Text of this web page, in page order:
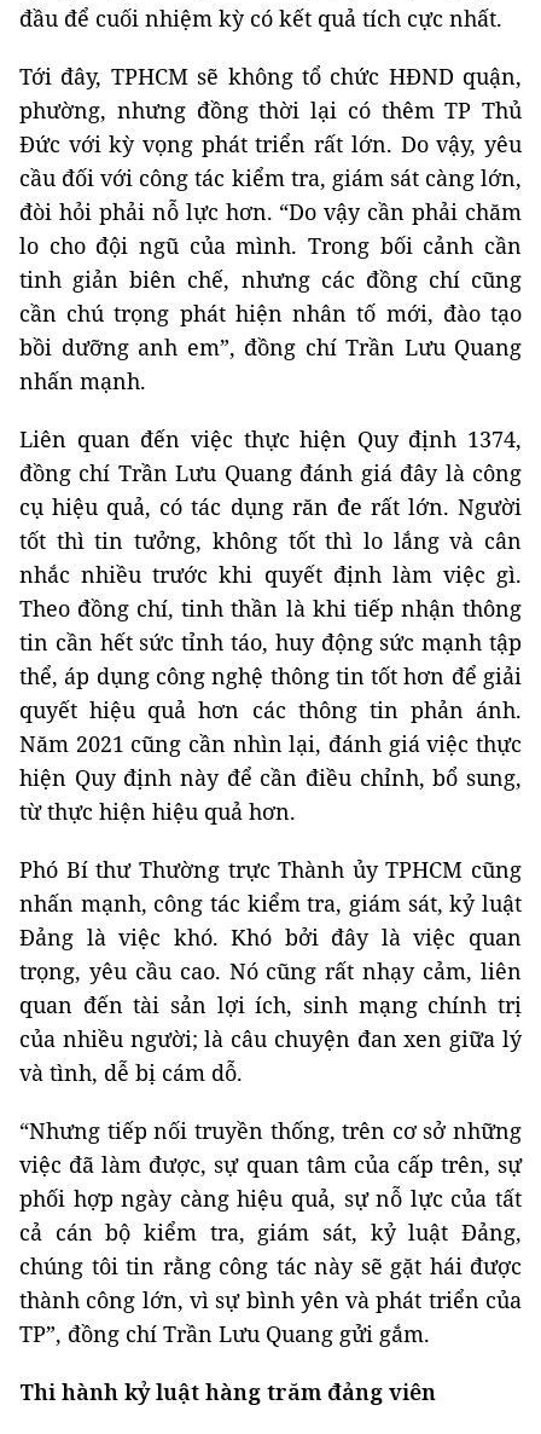
đầu để cuối nhiệm kỳ có kết quả tích cực nhất.
Tới đây, TPHCM sẽ không tổ chức HĐND quận,
phường, nhưng đồng thời lại có thêm TP Thủ
Đức với kỳ vọng phát triển rất lớn. Do vậy, yêu
cầu đối với công tác kiểm tra, giám sát càng lớn,
đòi hỏi phải nỗ lực hơn. “Do vậy cần phải chăm
lo cho đội ngũ của mình. Trong bối cảnh cần
tinh giản biên chế, nhưng các đồng chí cũng
cần chú trọng phát hiện nhân tố mới, đào tạo
bồi dưỡng anh em”, đồng chí Trần Lưu Quang
nhấn mạnh.
Liên quan đến việc thực hiện Quy định 1374,
đồng chí Trần Lưu Quang đánh giá đây là công
cụ hiệu quả, có tác dụng răn đe rất lớn. Người
tốt thì tin tưởng, không tốt thì lo lắng và cân
nhắc nhiều trước khi quyết định làm việc gì.
Theo đồng chí, tinh thần là khi tiếp nhận thông
tin cần hết sức tỉnh táo, huy động sức mạnh tập
thể, áp dụng công nghệ thông tin tốt hơn để giải
quyết hiệu quả hơn các thông tin phản ánh.
Năm 2021 cũng cần nhìn lại, đánh giá việc thực
hiện Quy định này để cần điều chỉnh, bổ sung,
từ thực hiện hiệu quả hơn.
Phó Bí thư Thường trực Thành ủy TPHCM cũng
nhấn mạnh, công tác kiểm tra, giám sát, kỷ luật
Đảng là việc khó. Khó bởi đây là việc quan
trọng, yêu cầu cao. Nó cũng rất nhạy cảm, liên
quan đến tài sản lợi ích, sinh mạng chính trị
của nhiều người; là câu chuyện đan xen giữa lý
và tình, dễ bị cám dỗ.
“Nhưng tiếp nối truyền thống, trên cơ sở những
việc đã làm được, sự quan tâm của cấp trên, sự
phối hợp ngày càng hiệu quả, sự nỗ lực của tất
cả cán bộ kiểm tra, giám sát, kỷ luật Đảng,
chúng tôi tin rằng công tác này sẽ gặt hái được
thành công lớn, vì sự bình yên và phát triển của
TP”, đồng chí Trần Lưu Quang gửi gắm.
Thi hành kỷ luật hàng trăm đảng viên